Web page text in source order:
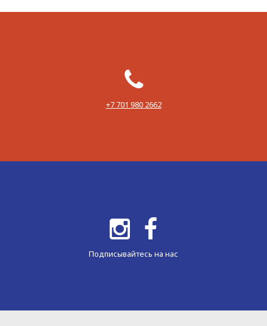
‪+7 701 980 2662‬
Подписывайтесь на нас